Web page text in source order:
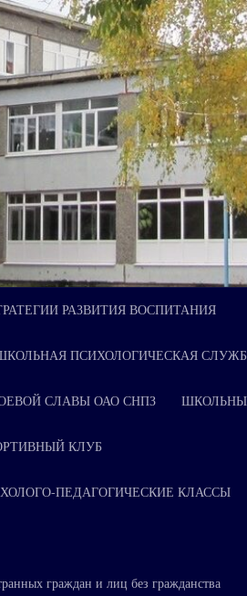
РАЗВИТИЯ ВОСПИТАНИЯ
ПСИХОЛОГИЧЕСКАЯ
СЛАВЫ ОАО СНПЗ
КЛУБ
ПЕДАГОГИЧЕСКИЕ КЛАССЫ
граждан и лиц без гражданства